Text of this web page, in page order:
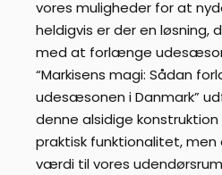
vores muligheder for at
heldigvis er der en løsning,
med at forlænge
“Markisens magi: Sådan
udesæsonen i Danmark”
denne alsidige konstruktion
praktisk funktionalitet,
værdi til vores